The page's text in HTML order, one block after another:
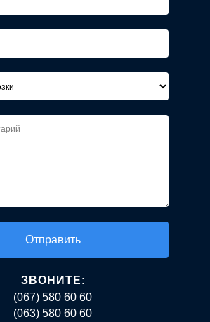
ЗВОНИТЕ:
(067) 580 60 60
(063) 580 60 60